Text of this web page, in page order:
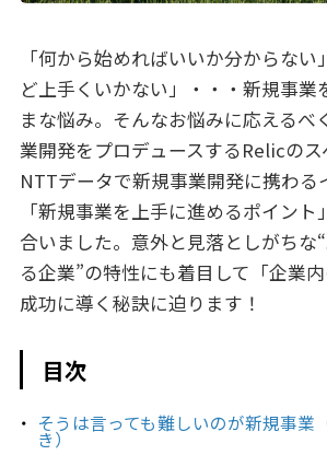
「何から始めればいいか分からない
ど上手くいかない」・・・新規事業
まな悩み。そんなお悩みに応えるべ
業開発をプロデュースするRelicのス
NTTデータで新規事業開発に携わる
「新規事業を上手に進めるポイント
合いました。意外と見落としがちな
る企業”の特性にも着目して「企業
成功に導く秘訣に迫ります！
目次
そうは言っても難しいのが新規事業
き）